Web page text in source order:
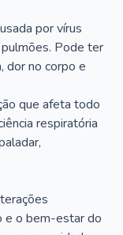
por vírus
Pode ter
dor no corpo e
que afeta todo
respiratória
e o bem-estar do